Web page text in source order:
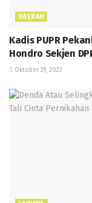
DAERAH
Kadis PUPR
Hondro Sekjen
Oktober 29, 2022